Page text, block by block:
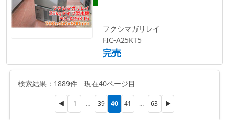
フクシマガリレイ
FIC-A25KT5
完売
検索結果：1889件 現在40ページ目
◀ 1 … 39 40 41 … 63 ▶